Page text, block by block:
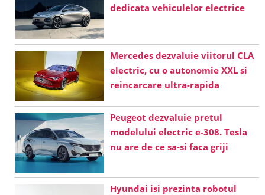
dedicata vehiculelor electrice
Mercedes dezvaluie viitorul CLA
electric, cu o autonomie XXL si
reincarcare ultra-rapida
Peugeot dezvaluie pretul
modelului electric e-308. Tesla
nu are de ce sa-si faca griji
Hyundai isi prezinta robotul